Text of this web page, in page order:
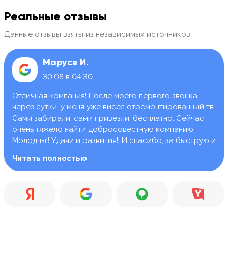
Реальные отзывы
Данные отзывы взяты из независимых источников
Маруся И.
30.08 в 04:30
Отличная компания! После моего первого звонка,
через сутки, у меня уже висел отремонтированный тв.
Сами забирали, сами привезли, бесплатно. Сейчас
очень тяжело найти добросовестную компанию.
Молодцы!! Удачи и развития!! И спасибо, за быструю и
Читать полностью